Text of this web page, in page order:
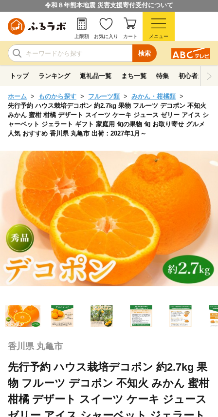
令和８年熊本地震 災害支援寄付受付について
検索
上限額 お気に入り カート メニュー
トップ ランキング 返礼品一覧 まち一覧 特集 初心者ガイド
ホーム ものから探す フルーツ類
みかん・柑橘類
先行予約 ハウス栽培デコポン 約2.7kg 果物 フルーツ デコポン 不知火
みかん 蜜柑 柑橘 デザート スイーツ ケーキ ジュース ゼリー アイス シ
ャーベット ジェラート ギフト 家庭用 旬の果物 旬 お取り寄せ グルメ
人気 おすすめ 香川県 丸亀市 出荷：2027年1月～
香川県 丸亀市
先行予約 ハウス栽培デコポン 約2.7kg 果
物 フルーツ デコポン 不知火 みかん 蜜柑
柑橘 デザート スイーツ ケーキ ジュース